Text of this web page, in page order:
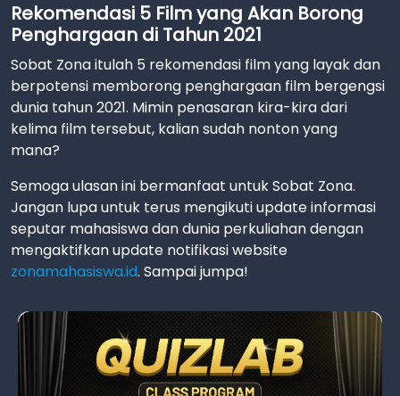
Rekomendasi 5 Film yang Akan Borong
Penghargaan di Tahun 2021
Sobat Zona itulah 5 rekomendasi film yang layak dan
berpotensi memborong penghargaan film bergengsi
dunia tahun 2021. Mimin penasaran kira-kira dari
kelima film tersebut, kalian sudah nonton yang
mana?
Semoga ulasan ini bermanfaat untuk Sobat Zona.
Jangan lupa untuk terus mengikuti update informasi
seputar mahasiswa dan dunia perkuliahan dengan
mengaktifkan update notifikasi website
zonamahasiswa.id. Sampai jumpa!